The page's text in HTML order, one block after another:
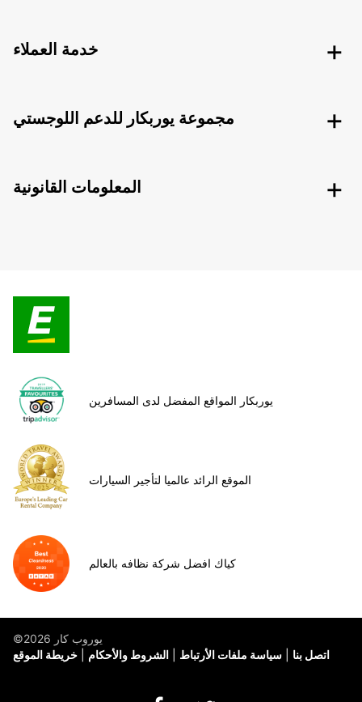
خدمة العملاء
مجموعة يوربكار للدعم اللوجستي
المعلومات القانونية
يوربكار المواقع المفضل لدى المسافرين
الموقع الرائد عالميا لتأجير السيارات
كياك افضل شركة نظافه بالعالم
©يوروب كار 2026
خريطة الموقع
الشروط والأحكام سياسة ملفات الأرتباط اتصل بنا